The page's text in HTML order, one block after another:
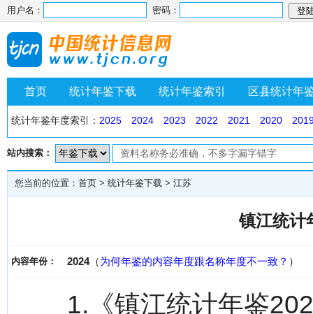
用户名： 密码：
首页 统计年鉴下载 统计年鉴索引 区县统计年
统计年鉴年度索引： 2025 2024 2023 2022 2021 2020
站内搜索：
您当前的位置： 首页 > 统计年鉴下载 > 江苏
镇江统计
内容年份： 2024（为何年鉴的内容年度跟名称年度不一致？ ）
1.《镇江统计年鉴